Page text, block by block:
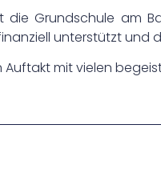
Grundschule am
unterstützt und
mit vielen